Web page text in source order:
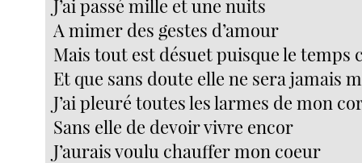
J’ai passé mille et une nuits
A mimer des gestes d’amour
Mais tout est désuet puisque le temps
Et que sans doute elle ne sera jamais
J’ai pleuré toutes les larmes de mon
Sans elle de devoir vivre encor
J’aurais voulu chauffer mon coeur